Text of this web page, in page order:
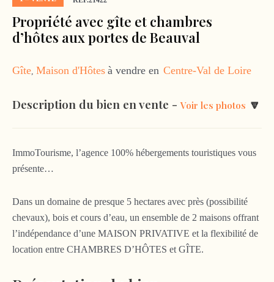
Propriété avec gîte et chambres
d’hôtes aux portes de Beauval
Gîte, Maison d'Hôtes à vendre en Centre-Val de Loire
Description du bien en vente -Voir les photos 🔽
ImmoTourisme, l’agence 100% hébergements touristiques vous
présente…
Dans un domaine de presque 5 hectares avec près (possibilité
chevaux), bois et cours d’eau, un ensemble de 2 maisons offrant
l’indépendance d’une MAISON PRIVATIVE et la flexibilité de
location entre CHAMBRES D’HÔTES et GÎTE.